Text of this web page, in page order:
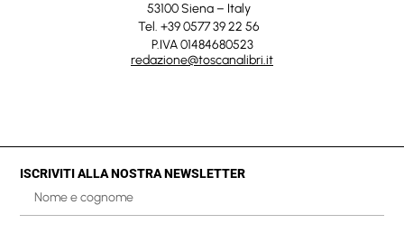
53100 Siena – Italy
Tel. +39 0577 39 22 56
P.IVA 01484680523
redazione@toscanalibri.it
ISCRIVITI ALLA NOSTRA NEWSLETTER